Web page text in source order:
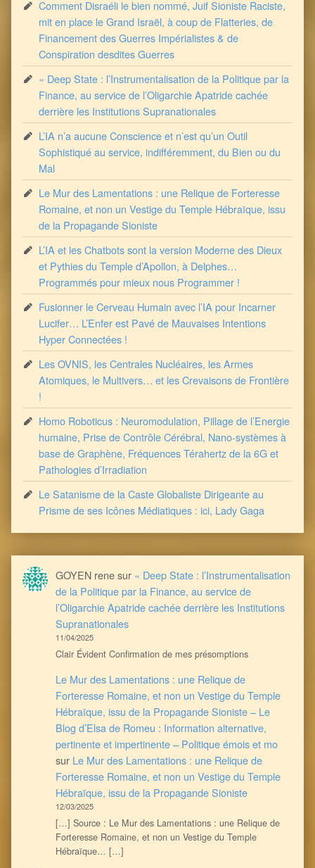
Comment Disraéli le bien nommé, Juif Sioniste Raciste,
mit en place le Grand Israël, à coup de Flatteries, de
Financement des Guerres Impérialistes & de
Conspiration desdites Guerres
« Deep State : l’Instrumentalisation de la Politique par la
Finance, au service de l’Oligarchie Apatride cachée
derrière les Institutions Supranationales
L’IA n’a aucune Conscience et n’est qu’un Outil
Sophistiqué au service, indifféremment, du Bien ou du
Mal
Le Mur des Lamentations : une Relique de Forteresse
Romaine, et non un Vestige du Temple Hébraïque, issu
de la Propagande Sioniste
L’IA et les Chatbots sont la version Moderne des Dieux
et Pythies du Temple d’Apollon, à Delphes…
Programmés pour mieux nous Programmer !
Fusionner le Cerveau Humain avec l’IA pour Incarner
Lucifer… L’Enfer est Pavé de Mauvaises Intentions
Hyper Connectées !
Les OVNIS, les Centrales Nucléaires, les Armes
Atomiques, le Multivers… et les Crevaisons de Frontière
!
Homo Roboticus : Neuromodulation, Pillage de l’Energie
humaine, Prise de Contrôle Cérébral, Nano-systèmes à
base de Graphène, Fréquences Térahertz de la 6G et
Pathologies d’Irradiation
Le Satanisme de la Caste Globaliste Dirigeante au
Prisme de ses Icônes Médiatiques : ici, Lady Gaga
GOYEN renesur « Deep State : l’Instrumentalisation
de la Politique par la Finance, au service de
l’Oligarchie Apatride cachée derrière les Institutions
Supranationales
11/04/2025
Clair Évident Confirmation de mes présomptions
Le Mur des Lamentations : une Relique de
Forteresse Romaine, et non un Vestige du Temple
Hébraïque, issu de la Propagande Sioniste – Le
Blog d’Elsa de Romeu : Information alternative,
pertinente et impertinente – Politique émois et mo
sur Le Mur des Lamentations : une Relique de
Forteresse Romaine, et non un Vestige du Temple
Hébraïque, issu de la Propagande Sioniste
12/03/2025
[…] Source : Le Mur des Lamentations : une Relique de
Forteresse Romaine, et non un Vestige du Temple
Hébraïque… […]